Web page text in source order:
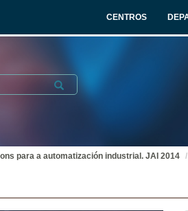
CENTROS
Submit
para a automatización industrial. JAI 2014